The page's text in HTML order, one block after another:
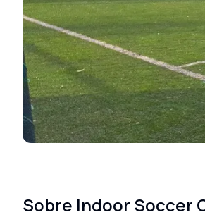
Sobre Indoor Soccer